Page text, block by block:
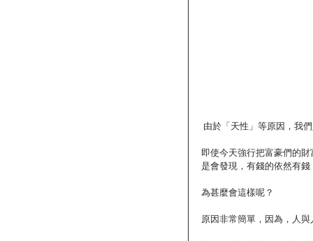
由於「天性」等原因，我
即使今天強行把富豪們的
是會發現，有錢的依然有
為甚麼會這樣呢？
原因非常簡單，因為，人